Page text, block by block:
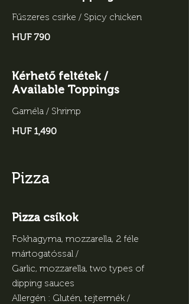
Fűszeres csirke / Spicy chicken
HUF 790
Kérhető feltétek /
Available Toppings
Garnéla / Shrimp
HUF 1,490
Pizza
Pizza csíkok
Fokhagyma, mozzarella, 2 féle
mártogatóssal /
Garlic, mozzarella, two types of
dipping sauces
Allergén : Glutén, tejtermék /